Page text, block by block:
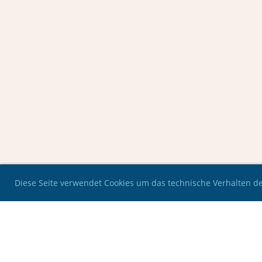
Diese Seite verwendet Cookies um das technische Verhalten